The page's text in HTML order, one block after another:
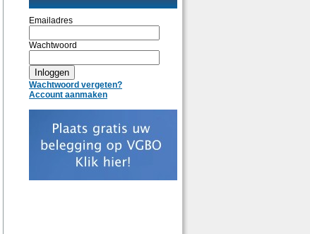
Emailadres
Wachtwoord
Wachtwoord vergeten?
Account aanmaken